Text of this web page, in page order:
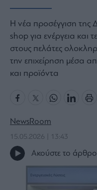
Πολιτισμός
Κοινωνία
Law
Bloomberg
Financial
Times
The
Wiseman
Room
301
Η νέα προσέγγιση της
shop για ενέργεια και
στους πελάτες
την επιχείρηση μέσα
και προϊόντα
NewsRoom
15.05.2026 | 13:43
Ακούστε το άρθρο